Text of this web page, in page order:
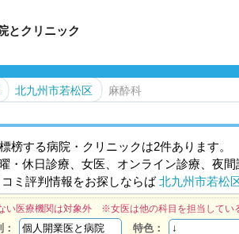
とクリニック
北九州市若松区 麻酔科
榜する病院・クリニックは2件あります。
・休日診療、女医、オンライン診療、夜
ミ評判情報をお探しならば北九州市若松
い医療機関は対象外 ※女医は他の科目を担当してい
特色：